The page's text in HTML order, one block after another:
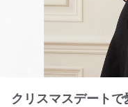
クリスマスデート